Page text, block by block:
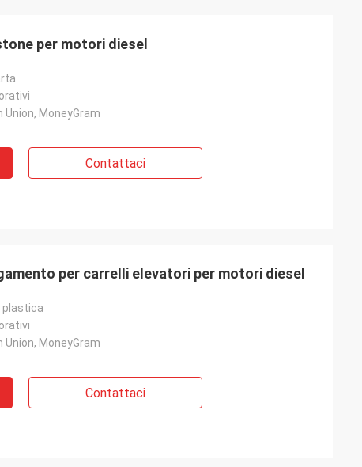
per motori diesel
MoneyGram
Contattaci
per carrelli elevatori per motori diesel
MoneyGram
Contattaci